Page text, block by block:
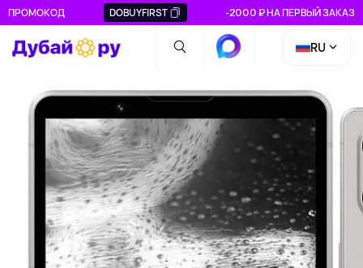
ПРОМОКОД DOBUYFIRST -2000 ₽ НА ПЕРВЫЙ ЗАКАЗ
RU